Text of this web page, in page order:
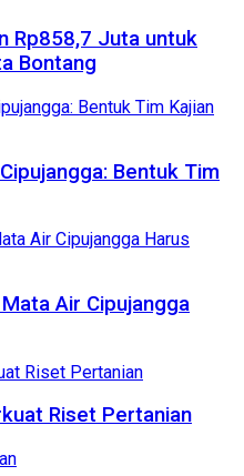
Rp858,7 Juta untuk
Bontang
Bentuk Tim
Air Cipujangga
Riset Pertanian